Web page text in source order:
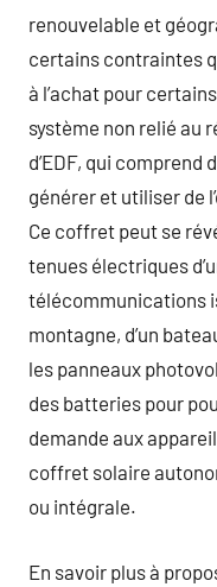
renouvelable et
certains contraintes
à l’achat pour
système non relié au
d’EDF, qui comprend
générer et utiliser de
Ce coffret peut se
tenues électriques
télécommunications
montagne, d’un
les panneaux
des batteries pour
demande aux
coffret solaire
ou intégrale.
En savoir plus à